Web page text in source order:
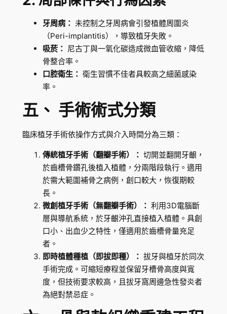
牙周病： 未控制之牙周病會引發植體周圍炎
（Peri-implantitis），導致植牙失敗。
吸菸： 尼古丁與一氧化碳造成微血管收縮，降低
骨整合率。
口腔衛生： 衛生習慣不佳者具較高之細菌感染
率。
五、 手術術式分類
臨床植牙手術依操作方式與介入時間分為三類：
傳統植牙手術（翻瓣手術）： 切開並翻開牙齦，
於齒槽骨鑽孔後植入植體，分兩階段執行。適用
於需大範圍補骨之病例，創口較大，恢復期較
長。
微創植牙手術（無翻瓣手術）： 利用3D電腦斷
層與導航系統，於牙齦沖孔直接植入植體。具創
口小、出血少之特性，僅適用於齒槽骨量充足
者。
即時植體種植（即拔即種）： 拔牙與植牙於同次
手術完成。可縮短療程並保留牙槽骨高度與寬
度，但技術要求較高，且拔牙窩周邊急性發炎者
為絕對禁忌症。